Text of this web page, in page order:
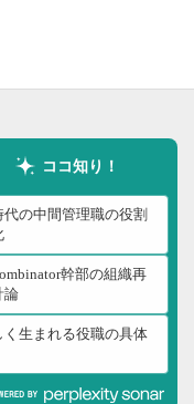
ココ知り！
代の中間管理職の役割
幹部の組織再
論
く生まれる役職の具体